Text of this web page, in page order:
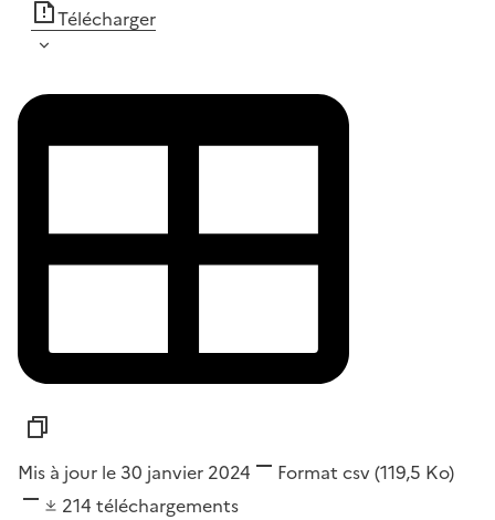
Télécharger
Mis à jour le 30 janvier 2024 Format csv(119,5 Ko)
214 téléchargements